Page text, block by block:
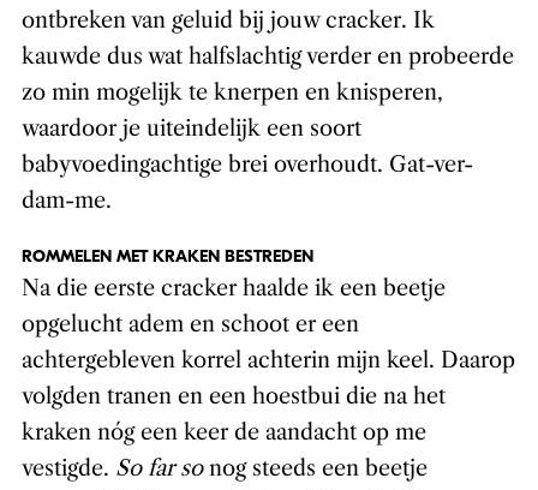
ontbreken van geluid bij jouw cracker. Ik
kauwde dus wat halfslachtig verder en probeerde
zo min mogelijk te knerpen en knisperen,
waardoor je uiteindelijk een soort
babyvoedingachtige brei overhoudt. Gat-ver-
dam-me.
ROMMELEN MET KRAKEN BESTREDEN
Na die eerste cracker haalde ik een beetje
opgelucht adem en schoot er een
achtergebleven korrel achterin mijn keel. Daarop
volgden tranen en een hoestbui die na het
kraken nóg een keer de aandacht op me
vestigde. So far sonog steeds een beetje